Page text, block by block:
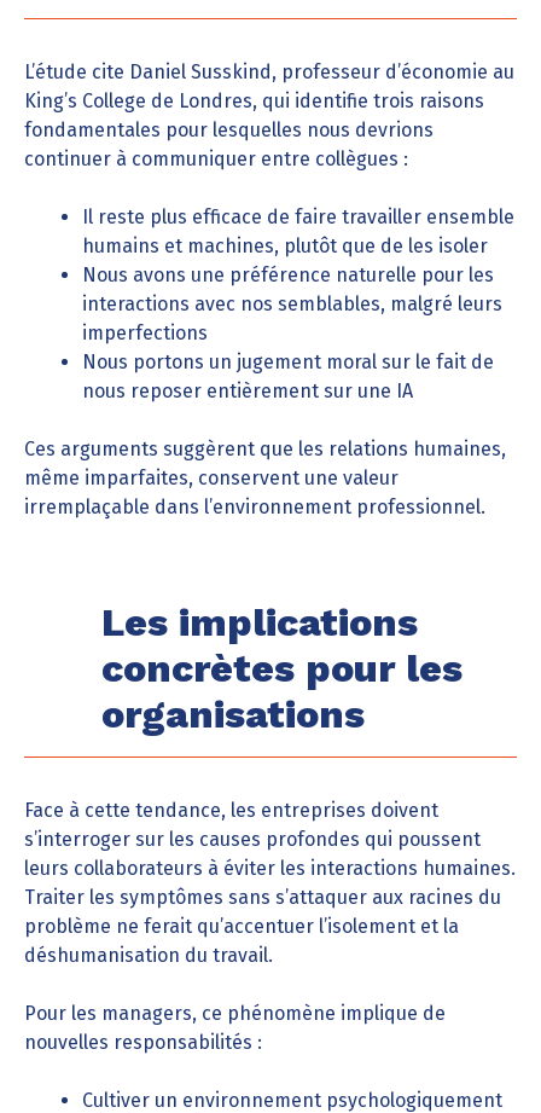
L’étude cite Daniel Susskind, professeur d’économie au
King’s College de Londres, qui identifie trois raisons
fondamentales pour lesquelles nous devrions
continuer à communiquer entre collègues :
Il reste plus efficace de faire travailler ensemble
humains et machines, plutôt que de les isoler
Nous avons une préférence naturelle pour les
interactions avec nos semblables, malgré leurs
imperfections
Nous portons un jugement moral sur le fait de
nous reposer entièrement sur une IA
Ces arguments suggèrent que les relations humaines,
même imparfaites, conservent une valeur
irremplaçable dans l’environnement professionnel.
Les implications
concrètes pour les
organisations
Face à cette tendance, les entreprises doivent
s’interroger sur les causes profondes qui poussent
leurs collaborateurs à éviter les interactions humaines.
Traiter les symptômes sans s’attaquer aux racines du
problème ne ferait qu’accentuer l’isolement et la
déshumanisation du travail.
Pour les managers, ce phénomène implique de
nouvelles responsabilités :
Cultiver un environnement psychologiquement